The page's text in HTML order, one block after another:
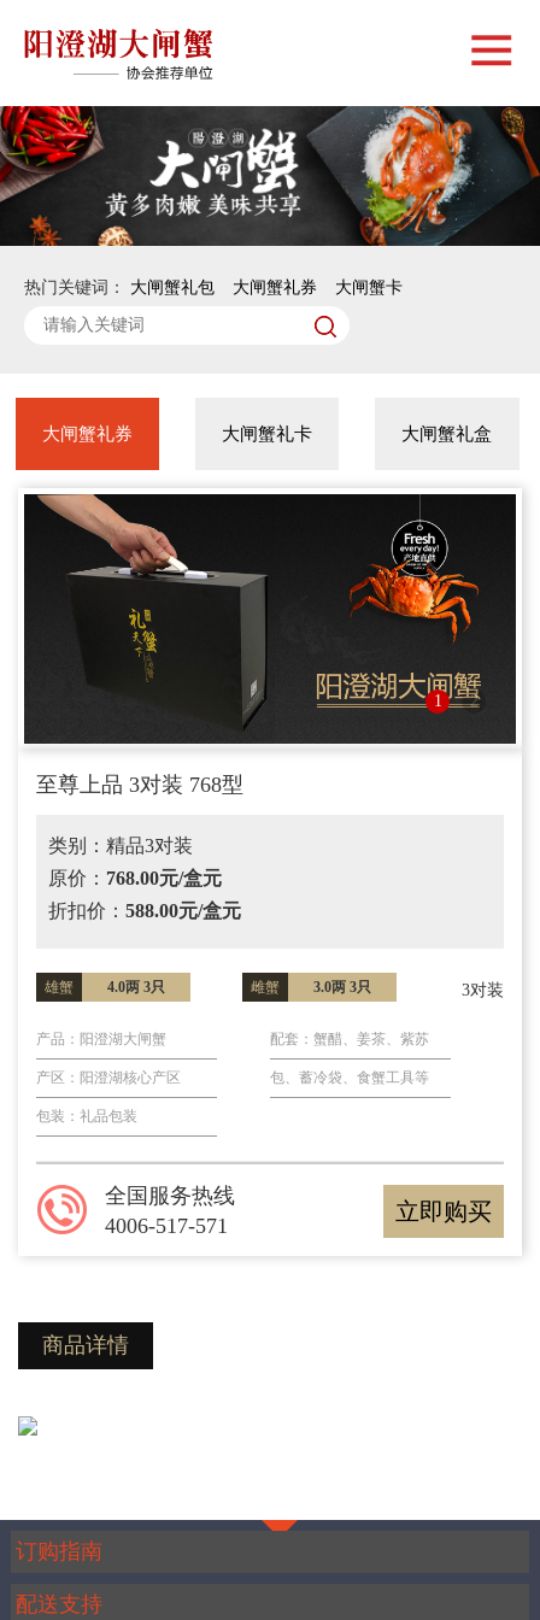
热门关键词： 大闸蟹礼包 大闸蟹礼券 大闸蟹卡
大闸蟹礼券 大闸蟹礼卡 大闸蟹礼盒
1 2
至尊上品 3对装 768型
类别：精品3对装
原价： 768.00元/盒元
折扣价： 588.00元/盒元
雄蟹 4.0两 3只 雌蟹 3.0两 3只 3对装
产品：阳澄湖大闸蟹 配套：蟹醋、姜茶、紫苏
产区：阳澄湖核心产区 包、蓄冷袋、食蟹工具等
包装：礼品包装
全国服务热线
4006-517-571
立即购买
商品详情
订购指南
配送支持